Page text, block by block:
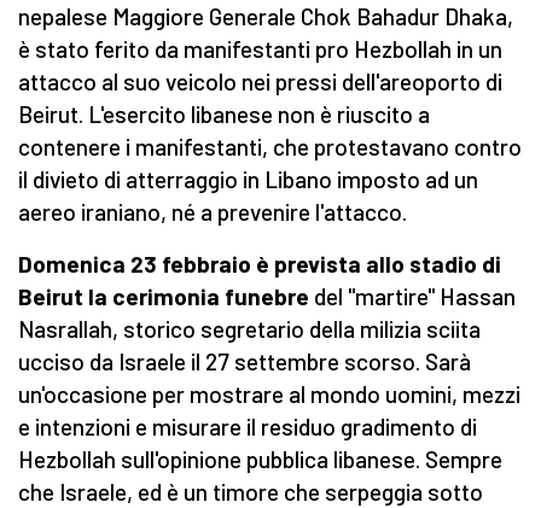
nepalese Maggiore Generale Chok Bahadur Dhaka,
è stato ferito da manifestanti pro Hezbollah in un
attacco al suo veicolo nei pressi dell'areoporto di
Beirut. L'esercito libanese non è riuscito a
contenere i manifestanti, che protestavano contro
il divieto di atterraggio in Libano imposto ad un
aereo iraniano, né a prevenire l'attacco.
Domenica 23 febbraio è prevista allo stadio di
Beirut la cerimonia funebre del "martire" Hassan
Nasrallah, storico segretario della milizia sciita
ucciso da Israele il 27 settembre scorso. Sarà
un'occasione per mostrare al mondo uomini, mezzi
e intenzioni e misurare il residuo gradimento di
Hezbollah sull'opinione pubblica libanese. Sempre
che Israele, ed è un timore che serpeggia sotto